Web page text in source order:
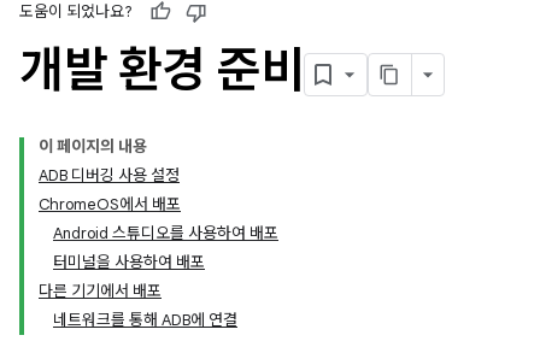
도움이 되었나요?
개발 환경 준비
이 페이지의 내용
ADB 디버깅 사용 설정
ChromeOS에서 배포
Android 스튜디오를 사용하여 배포
터미널을 사용하여 배포
다른 기기에서 배포
네트워크를 통해 ADB에 연결